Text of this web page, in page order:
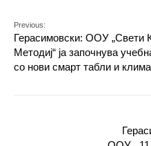
Previous:
Герасимовски: ООУ „Свети
Методиј“ ја започнува
со нови смарт табли и